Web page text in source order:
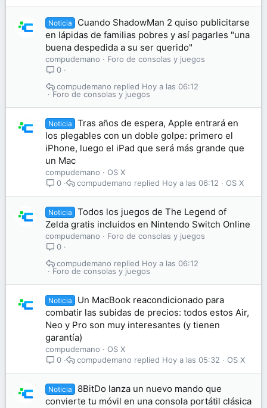
Noticia
Cuando ShadowMan 2 quiso publicitarse
en lápidas de familias pobres y así pagarles "una
buena despedida a su ser querido"
compudemano
Foro de consolas y juegos
0
Foro de consolas y juegos
Hoy a las 06:12
compudemano
Noticia
Tras años de espera, Apple entrará en
los plegables con un doble golpe: primero el
iPhone, luego el iPad que será más grande que
un Mac
compudemano
OS X
0
OS X
Hoy a las 06:12
compudemano
Noticia
Todos los juegos de The Legend of
Zelda gratis incluidos en Nintendo Switch Online
compudemano
Foro de consolas y juegos
0
Foro de consolas y juegos
Hoy a las 06:12
compudemano
Noticia
Un MacBook reacondicionado para
combatir las subidas de precios: todos estos Air,
Neo y Pro son muy interesantes (y tienen
garantía)
compudemano
OS X
0
OS X
Hoy a las 05:32
compudemano
Noticia
8BitDo lanza un nuevo mando que
convierte tu móvil en una consola portátil clásica